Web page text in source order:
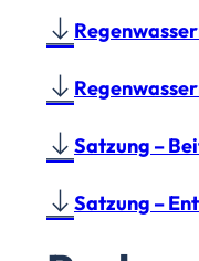
Satzung –
Satzung –